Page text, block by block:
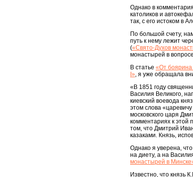
Однако в
католиков и
так, с его истоком в
По большой счету,
путь к нему лежит
(«Свято-Духов
монастырей в
В статье «От боярина
I», я уже обращала
«В 1851 году
Василия Великого,
киевский воевода
этом слова
московского царя
комментариях к этой
том, что Дмитрий
казаками. Князь,
Однако я уверена,
на диету, а на
монастырей в
Известно, что князь